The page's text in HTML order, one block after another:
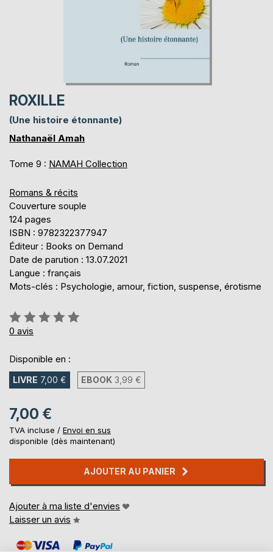
ROXILLE
(Une histoire étonnante)
Nathanaël Amah
Tome 9 : NAMAH Collection
Romans & récits
Couverture souple
124 pages
ISBN : 9782322377947
Éditeur : Books on Demand
Date de parution : 13.07.2021
Langue : français
Mots-clés : Psychologie, amour, fiction, suspense, érotisme
Évaluation:
0%
0 avis
Disponible en :
LIVRE 7,00 € EBOOK 3,99 €
7,00 €
TVA incluse / Envoi en sus
disponible (dès maintenant)
AJOUTER AU PANIER
Ajouter à ma liste d'envies
Laisser un avis